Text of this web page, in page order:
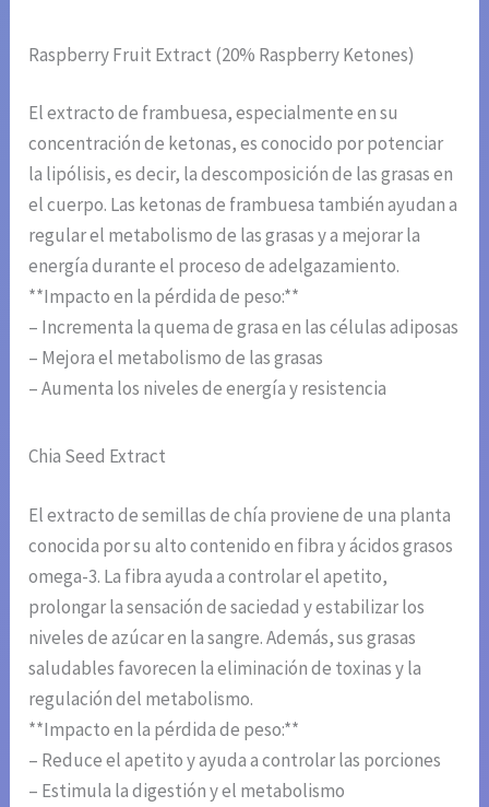
Raspberry Fruit Extract (20% Raspberry Ketones)
El extracto de frambuesa, especialmente en su
concentración de ketonas, es conocido por potenciar
la lipólisis, es decir, la descomposición de las grasas en
el cuerpo. Las ketonas de frambuesa también ayudan a
regular el metabolismo de las grasas y a mejorar la
energía durante el proceso de adelgazamiento.
**Impacto en la pérdida de peso:**
– Incrementa la quema de grasa en las células adiposas
– Mejora el metabolismo de las grasas
– Aumenta los niveles de energía y resistencia
Chia Seed Extract
El extracto de semillas de chía proviene de una planta
conocida por su alto contenido en fibra y ácidos grasos
omega-3. La fibra ayuda a controlar el apetito,
prolongar la sensación de saciedad y estabilizar los
niveles de azúcar en la sangre. Además, sus grasas
saludables favorecen la eliminación de toxinas y la
regulación del metabolismo.
**Impacto en la pérdida de peso:**
– Reduce el apetito y ayuda a controlar las porciones
– Estimula la digestión y el metabolismo